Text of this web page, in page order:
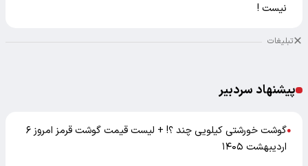
نیست !
تبلیغات
پیشنهاد سردبیر
●
گوشت خورشتی کیلویی چند ؟! + لیست قیمت گوشت قرمز امروز ۶
اردیبهشت ۱۴۰۵